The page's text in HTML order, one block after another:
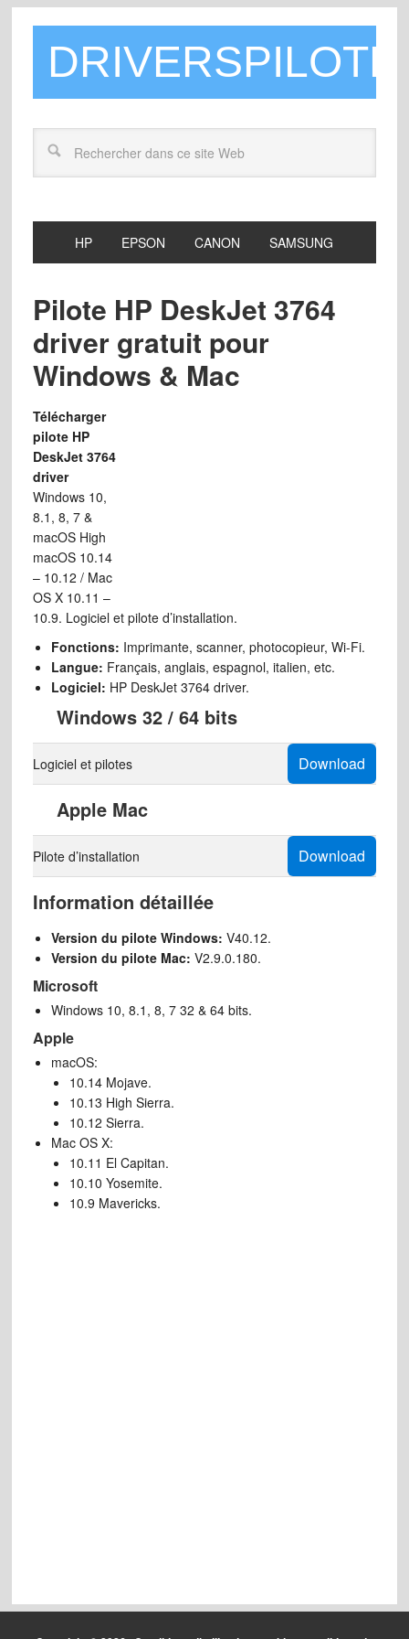
HP EPSON CANON SAMSUNG
Pilote HP DeskJet 3764
driver gratuit pour
Windows & Mac
Télécharger
pilote HP
DeskJet 3764
driver
Windows 10,
8.1, 8, 7 &
macOS High
macOS 10.14
– 10.12 / Mac
OS X 10.11 –
10.9. Logiciel et pilote d’installation.
Fonctions: Imprimante, scanner, photocopieur, Wi-Fi.
Langue: Français, anglais, espagnol, italien, etc.
Logiciel: HP DeskJet 3764 driver.
Windows 32 / 64 bits
Logiciel et pilotes Download
Apple Mac
Pilote d’installation Download
Information détaillée
Version du pilote Windows: V40.12.
Version du pilote Mac: V2.9.0.180.
Microsoft
Windows 10, 8.1, 8, 7 32 & 64 bits.
Apple
macOS:
10.14 Mojave.
10.13 High Sierra.
10.12 Sierra.
Mac OS X:
10.11 El Capitan.
10.10 Yosemite.
10.9 Mavericks.